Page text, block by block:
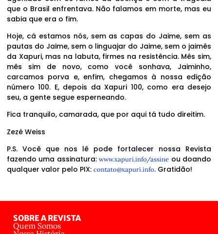
que o Brasil enfrentava. Não falamos em morte, mas eu
sabia que era o fim.
Hoje, cá estamos nós, sem as capas do Jaime, sem as
pautas do Jaime, sem o linguajar do Jaime, sem o jaimês
da Xapuri, mas na labuta, firmes na resistência. Mês sim,
mês sim de novo, como você sonhava, Jaiminho,
carcamos porva e, enfim, chegamos à nossa edição
número 100. E, depois da Xapuri 100, como era desejo
seu, a gente segue esperneando.
Fica tranquilo, camarada, que por aqui tá tudo direitim.
Zezé Weiss
P.S. Você que nos lê pode fortalecer nossa Revista
fazendo uma assinatura:www.xapuri.info/assine ou doando
qualquer valor pelo PIX: contato@xapuri.info. Gratidão!
SOBRE A REVISTA
Quem Somos